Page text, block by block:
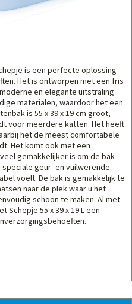
is een perfecte oplossing
Het is ontworpen met een fris
en elegante uitstraling
materialen, waardoor het een
is 55 x 39 x 19 cm groot,
voor meerdere katten. Het heeft
het de meest comfortabele
Het komt ook met een
gemakkelijker is om de bak
geur- en vuilwerende
voelt. De bak is gemakkelijk te
naar de plek waar u het
schoon te maken. Al met
Schepje 55 x 39 x 19 L een